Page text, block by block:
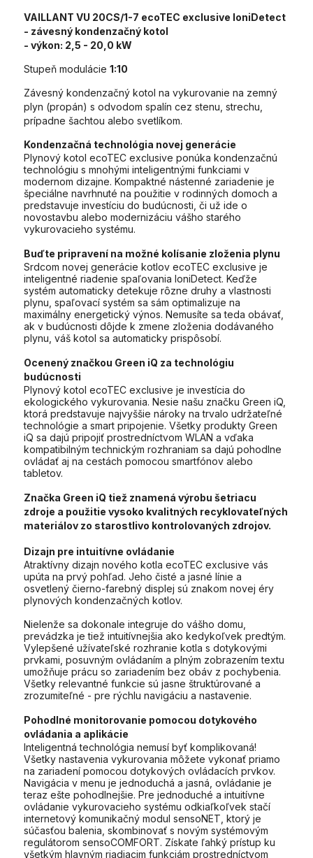
VAILLANT VU 20CS/1-7 ecoTEC exclusive IoniDetect
- závesný kondenzačný kotol
- výkon: 2,5 - 20,0 kW
Stupeň modulácie 1:10
Závesný kondenzačný kotol na vykurovanie na zemný
plyn (propán) s odvodom spalín cez stenu, strechu,
prípadne šachtou alebo svetlíkom.
Kondenzačná technológia novej generácie
Plynový kotol ecoTEC exclusive ponúka kondenzačnú
technológiu s mnohými inteligentnými funkciami v
modernom dizajne. Kompaktné nástenné zariadenie je
špeciálne navrhnuté na použitie v rodinných domoch a
predstavuje investíciu do budúcnosti, či už ide o
novostavbu alebo modernizáciu vášho starého
vykurovacieho systému.
Buďte pripravení na možné kolísanie zloženia plynu
Srdcom novej generácie kotlov ecoTEC exclusive je
inteligentné riadenie spaľovania IoniDetect. Keďže
systém automaticky detekuje rôzne druhy a vlastnosti
plynu, spaľovací systém sa sám optimalizuje na
maximálny energetický výnos. Nemusíte sa teda obávať,
ak v budúcnosti dôjde k zmene zloženia dodávaného
plynu, váš kotol sa automaticky prispôsobí.
Ocenený značkou Green iQ za technológiu
budúcnosti
Plynový kotol ecoTEC exclusive je investícia do
ekologického vykurovania. Nesie našu značku Green iQ,
ktorá predstavuje najvyššie nároky na trvalo udržateľné
technológie a smart pripojenie. Všetky produkty Green
iQ sa dajú pripojiť prostredníctvom WLAN a vďaka
kompatibilným technickým rozhraniam sa dajú pohodlne
ovládať aj na cestách pomocou smartfónov alebo
tabletov.
Značka Green iQ tiež znamená výrobu šetriacu
zdroje a použitie vysoko kvalitných recyklovateľných
materiálov zo starostlivo kontrolovaných zdrojov.
Dizajn pre intuitívne ovládanie
Atraktívny dizajn nového kotla ecoTEC exclusive vás
upúta na prvý pohľad. Jeho čisté a jasné línie a
osvetlený čierno-farebný displej sú znakom novej éry
plynových kondenzačných kotlov.
Nielenže sa dokonale integruje do vášho domu,
prevádzka je tiež intuitívnejšia ako kedykoľvek predtým.
Vylepšené užívateľské rozhranie kotla s dotykovými
prvkami, posuvným ovládaním a plným zobrazením textu
umožňuje prácu so zariadením bez obáv z pochybenia.
Všetky relevantné funkcie sú jasne štruktúrované a
zrozumiteľné - pre rýchlu navigáciu a nastavenie.
Pohodlné monitorovanie pomocou dotykového
ovládania a aplikácie
Inteligentná technológia nemusí byť komplikovaná!
Všetky nastavenia vykurovania môžete vykonať priamo
na zariadení pomocou dotykových ovládacích prvkov.
Navigácia v menu je jednoduchá a jasná, ovládanie je
teraz ešte pohodlnejšie. Pre jednoduché a intuitívne
ovládanie vykurovacieho systému odkiaľkoľvek stačí
internetový komunikačný modul sensoNET, ktorý je
súčasťou balenia, skombinovať s novým systémovým
regulátorom sensoCOMFORT. Získate ľahký prístup ku
všetkým hlavným riadiacim funkciám prostredníctvom